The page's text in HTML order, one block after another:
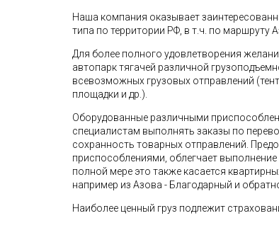
Наша компания оказывает
типа по территории РФ, в т.ч. по маршруту
Для более полного удовлетворения
автопарк тягачей различной
всевозможных грузовых отправлений
площадки и др.).
Оборудованные различными
специалистам выполнять заказы по
сохранность товарных отправлений.
приспособлениями, облегчает выполнение
полной мере это также касается
например из Азова - Благодарный и
Наиболее ценный груз подлежит